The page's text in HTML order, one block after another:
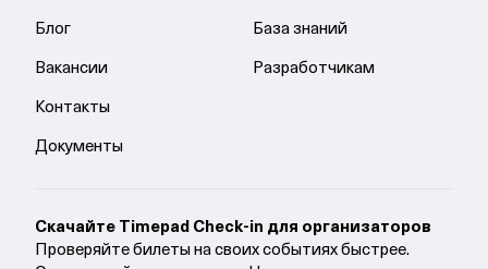
Блог
Вакансии
Контакты
Документы
База знаний
Разработчикам
Cкачайте Timepad Check-in для организаторов
Проверяйте билеты на своих событиях быстрее.